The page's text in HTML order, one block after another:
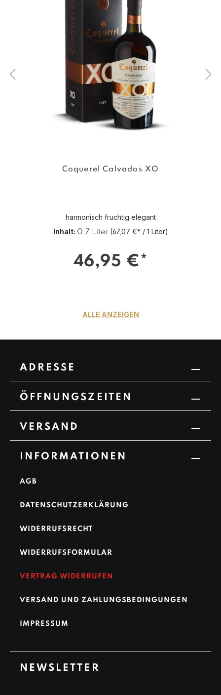
Coquerel Calvados XO
harmonisch fruchtig elegant
Inhalt: 0,7 Liter (67,07 €* / 1 Liter)
46,95 €*
ALLE ANZEIGEN
ADRESSE
ÖFFNUNGSZEITEN
VERSAND
INFORMATIONEN
AGB
DATENSCHUTZERKLÄRUNG
WIDERRUFSRECHT
WIDERRUFSFORMULAR
VERTRAG WIDERRUFEN
VERSAND UND ZAHLUNGSBEDINGUNGEN
IMPRESSUM
NEWSLETTER